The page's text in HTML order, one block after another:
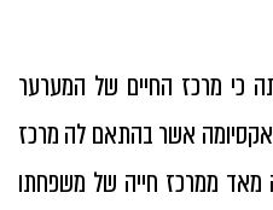
כי מרכז החיים של המערער
אשר בהתאם לה מרכז
מאד ממרכז חייה של משפחתו